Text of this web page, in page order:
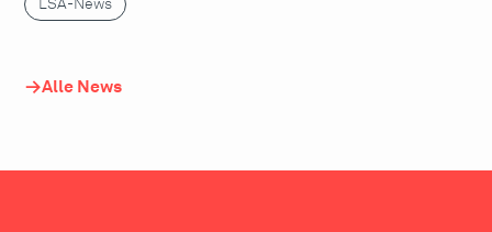
LSA-News
Alle News